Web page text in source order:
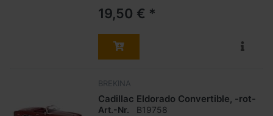
19,50 € *
BREKINA
Cadillac Eldorado Convertible, -rot-
Art.-Nr. B19758